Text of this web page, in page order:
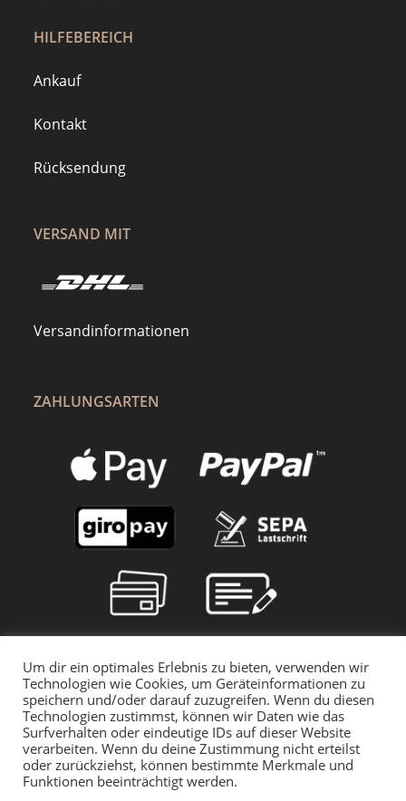
HILFEBEREICH
Ankauf
Kontakt
Rücksendung
VERSAND MIT
Versandinformationen
ZAHLUNGSARTEN
Um dir ein optimales Erlebnis zu bieten, verwenden wir
Technologien wie Cookies, um Geräteinformationen zu
speichern und/oder darauf zuzugreifen. Wenn du diesen
Technologien zustimmst, können wir Daten wie das
Surfverhalten oder eindeutige IDs auf dieser Website
verarbeiten. Wenn du deine Zustimmung nicht erteilst
oder zurückziehst, können bestimmte Merkmale und
Funktionen beeinträchtigt werden.